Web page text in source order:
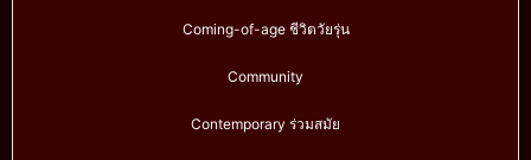
Coming-of-age ชีวิตวัยรุ่น
Community
Contemporary ร่วมสมัย